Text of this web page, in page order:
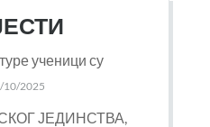
ученици су
10/2025
ЈЕДИНСТВА,